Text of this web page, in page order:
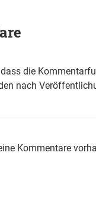
die
nach
Kommentare